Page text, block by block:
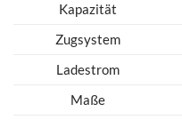
Kapazität
Zugsystem
Ladestrom
Maße